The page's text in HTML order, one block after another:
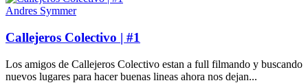
Andres Symmer
Callejeros Colectivo | #1
Los amigos de Callejeros Colectivo estan a full filmando y buscando
nuevos lugares para hacer buenas lineas ahora nos dejan...